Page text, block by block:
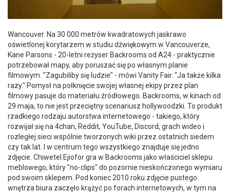
Wancouver. Na 30 000 metrów kwadratowych jaskrawo
oświetlonej korytarzem w studiu dźwiękowym w Vancouverze,
Kane Parsons - 20-letni reżyser Backrooms od A24 - praktycznie
potrzebował mapy, aby poruszać się po własnym planie
filmowym. "Zagubiliby się ludzie" - mówi Vanity Fair. "Ja także kilka
razy." Pomysł na połknięcie swojej własnej ekipy przez plan
filmowy pasuje do materiału źródłowego. Backrooms, w kinach od
29 maja, to nie jest przeciętny scenariusz hollywoodzki. To produkt
rzadkiego rodzaju autorstwa internetowego - takiego, który
rozwijał się na 4chan, Reddit, YouTube, Discord, grach wideo i
rozległej sieci wspólnie tworzonych wiki przez ostatnich siedem
czy tak lat. I w centrum tego wszystkiego znajduje się jedno
zdjęcie. Chiwetel Ejiofor gra w Backrooms jako właściciel sklepu
meblowego, który "no-clips" do pozornie nieskończonego wymiaru
pod swoim sklepem. Pod koniec 2010 roku zdjęcie pustego
wnętrza biura zaczęło krążyć po forach internetowych, w tym na